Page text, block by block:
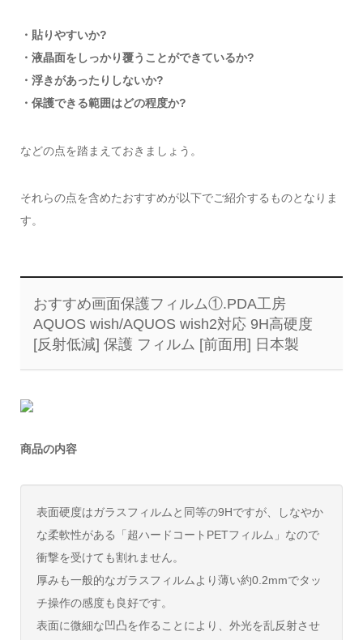
・貼りやすいか?
・液晶面をしっかり覆うことができているか?
・浮きがあったりしないか?
・保護できる範囲はどの程度か?
などの点を踏まえておきましょう。
それらの点を含めたおすすめが以下でご紹介するものとなりま
す。
おすすめ画面保護フィルム①.PDA工房
AQUOS wish/AQUOS wish2対応 9H高硬度
[反射低減] 保護 フィルム [前面用] 日本製
商品の内容
表面硬度はガラスフィルムと同等の9Hですが、しなやか
な柔軟性がある「超ハードコートPETフィルム」なので
衝撃を受けても割れません。
厚みも一般的なガラスフィルムより薄い約0.2mmでタッ
チ操作の感度も良好です。
表面に微細な凹凸を作ることにより、外光を乱反射させ